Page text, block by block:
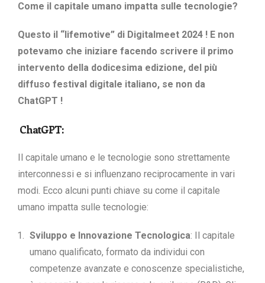
Come il capitale umano impatta sulle tecnologie?
Questo il “lifemotive” di Digitalmeet 2024 ! E non
potevamo che iniziare facendo scrivere il primo
intervento della dodicesima edizione, del più
diffuso festival digitale italiano, se non da
ChatGPT !
ChatGPT:
Il capitale umano e le tecnologie sono strettamente
interconnessi e si influenzano reciprocamente in vari
modi. Ecco alcuni punti chiave su come il capitale
umano impatta sulle tecnologie:
Sviluppo e Innovazione Tecnologica: Il capitale
umano qualificato, formato da individui con
competenze avanzate e conoscenze specialistiche,